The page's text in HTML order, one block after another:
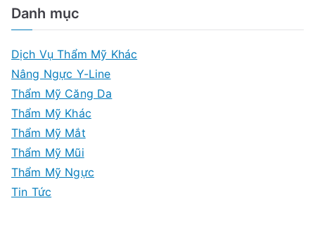
Danh mục
Dịch Vụ Thẩm Mỹ Khác
Nâng Ngực Y-Line
Thẩm Mỹ Căng Da
Thẩm Mỹ Khác
Thẩm Mỹ Mắt
Thẩm Mỹ Mũi
Thẩm Mỹ Ngực
Tin Tức